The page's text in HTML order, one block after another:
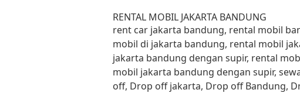
RENTAL MOBIL JAKARTA BANDUNG
rent car jakarta bandung, rental mobil
mobil di jakarta bandung, rental mobil
jakarta bandung dengan supir, rental
mobil jakarta bandung dengan supir,
off, Drop off jakarta, Drop off Bandung,